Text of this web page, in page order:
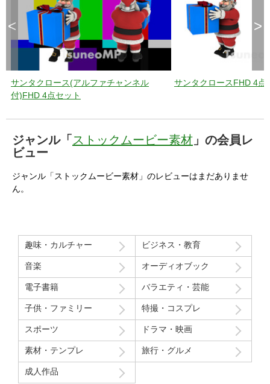
サンタクロース(アルファチャンネル
付)FHD 4点セット
サンタクロースFHD 4点
< >
ジャンル「ストックムービー素材 」の会員レ
ビュー
ジャンル「ストックムービー素材」のレビューはまだありませ
ん。
趣味・カルチャー ビジネス・教育
音楽 オーディオブック
電子書籍 バラエティ・芸能
子供・ファミリー 特撮・コスプレ
スポーツ ドラマ・映画
素材・テンプレ 旅行・グルメ
成人作品